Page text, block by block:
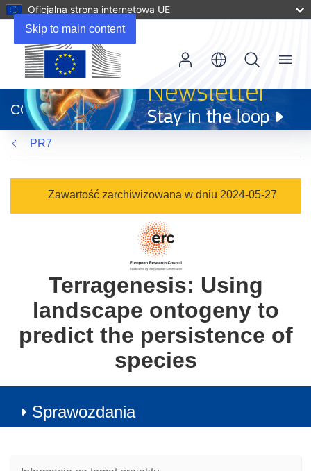
Skip to main content
Oficjalna strona internetowa UE
otworzy
się
w
nowym
oknie)
CORDIS
Menu
PR7
Zawartość zarchiwizowana w dniu 2024-05-27
Terragenesis: Using
landscape ontogeny to
predict the persistence of
species
Sprawozdania